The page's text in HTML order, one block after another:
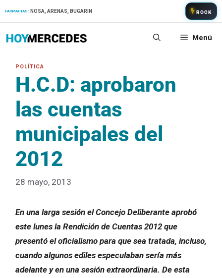
FARMACIAS: NOSA, ARENAS, BUGARIN ROCK
Menú
H.C.D: aprobaron
las cuentas
municipales del
2012
28 mayo, 2013
En una larga sesión el Concejo Deliberante aprobó
este lunes la Rendición de Cuentas 2012 que
presentó el oficialismo para que sea tratada, incluso,
cuando algunos ediles especulaban sería más
adelante y en una sesión extraordinaria. De esta